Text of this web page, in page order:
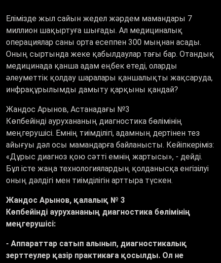
Елімізде жыл сайын жедел жәрдем мамандары 7
миллион шақыртуға шығады. Ал медициналық
операциялар саны орта есеппен 300 мыңнан асады.
Оның сыртында жеке қабылдаулар тағы бар. Отандық
медицинада қанша адам еңбек етеді, оларды
әлеуметтік қолдау шаралары қаншалықты жақсаруда,
инфрақұрылымды дамыту қарқыны қандай?
Жандос Арынов, Астанадағы №3
Көпбейінді аурухананың диагностика бөлімінің
меңгерушісі. Емнің тиімділігі, адамның дертінен тез
айығуы дәл осы мамандарға байланысты. Кейіпкеріміз:
«Дұрыс диагноз қою сәтті емнің жартысы», - дейді.
Бұл істе жаңа технологиялардың қолданысқа енгізілуі
оның дәлдігі мен тиімділігін арттыра түскен.
Жандос Арынов, қалалық № 3
Көпбейінді аурухананың диагностика бөлімінің
меңгерушісі:
- Аппараттар сатып алынып, диагностикалық
зерттеулер қазір практикаға қосылды. Ол не